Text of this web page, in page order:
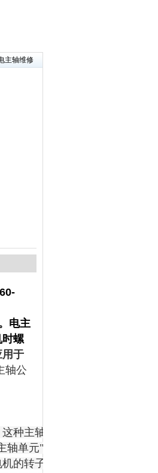
主轴维修
电主
时螺
用于
轴公
种主轴电动机与机床主轴“合
单元"，俗称“电主轴"
的转子采用压配方法与主轴做